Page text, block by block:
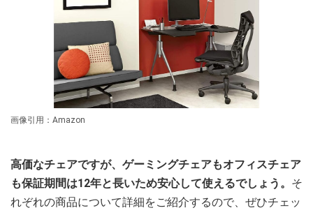
画像引用：Amazon
高価なチェアですが、ゲーミングチェアもオフィスチェア
も保証期間は12年と長いため安心して使えるでしょう。 そ
れぞれの商品について詳細をご紹介するので、ぜひチェッ